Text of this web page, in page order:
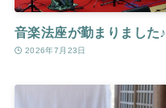
音楽法座が勤まりました♪
2026年7月23日